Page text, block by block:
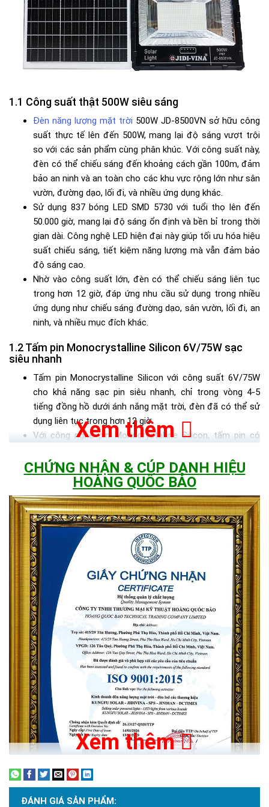
Công suất thật 500W siêu sáng
Đèn năng lượng mặt trời 500W JD-8500VN sở hữu công
suất thực tế lên đến 500W, mang lại độ sáng vượt trội
so với các sản phẩm cùng phân khúc. Với công suất này,
đèn có thể chiếu sáng đến khoảng cách gần 100m, đảm
bảo an ninh và an toàn cho các khu vực rộng lớn như sân
vườn, đường dạo, lối đi, và nhiều ứng dụng khác.
Sử dụng 837 bóng LED SMD 5730 với tuổi thọ lên đến
50.000 giờ, mang lại độ sáng ổn định và bền bỉ trong thời
gian dài. Công nghệ LED hiện đại này giúp tối ưu hóa hiệu
suất chiếu sáng, tiết kiệm năng lượng mà vẫn đảm bảo
độ sáng cao.
Nhờ vào công suất lớn, đèn có thể chiếu sáng liên tục
trong hơn 12 giờ, đáp ứng nhu cầu sử dụng trong nhiều
ứng dụng như chiếu sáng đường dạo, sân vườn, lối đi, an
ninh, và nhiều mục đích khác.
Tấm pin Monocrystalline Silicon 6V/75W sạc
siêu nhanh
Tấm pin Monocrystalline Silicon với công suất 6V/75W
cho khả năng sạc pin siêu nhanh, chỉ trong vòng 4-5
tiếng đồng hồ dưới ánh nắng mặt trời, đèn đã có thể sử
dụng liên tục trong hơn 12 giờ.
Với công nghệ pin Monocrystalline Silicon, tấm pin có
cao hơn nhiều so với các công nghệ pin khác như
Polycrystalline hay Thin-film. Điều này đảm bảo đèn thu
được lượng năng lượng tối đa từ ánh nắng mặt trời, giúp
tối ưu hóa hiệu quả sử dụng.
Tấm pin được thiết kế chắc chắn, chịu được các điều
kiện thời tiết khắc nghiệt như mưa, nắng, gió, và nhiệt độ
cao. Đây là một ưu điểm quan trọng để đảm bảo hoạt
động ổn định và bền bỉ của đèn.
Xem thêm
CHỨNG NHẬN & CÚP DANH HIỆU
HOÀNG QUỐC BẢO
Xem thêm
ĐÁNH GIÁ SẢN PHẨM: